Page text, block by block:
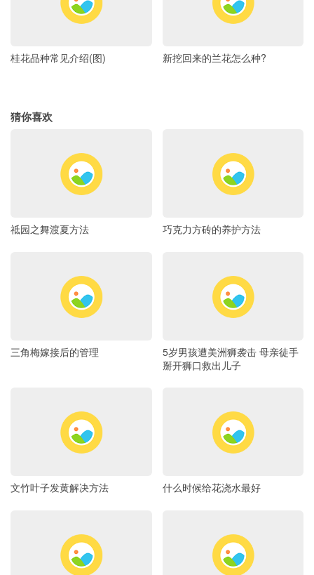
桂花品种常见介绍(图) 新挖回来的兰花怎么种?
猜你喜欢
祗园之舞渡夏方法 巧克力方砖的养护方法
三角梅嫁接后的管理
5岁男孩遭美洲狮袭击 母亲徒手
掰开狮口救出儿子
文竹叶子发黄解决方法 什么时候给花浇水最好